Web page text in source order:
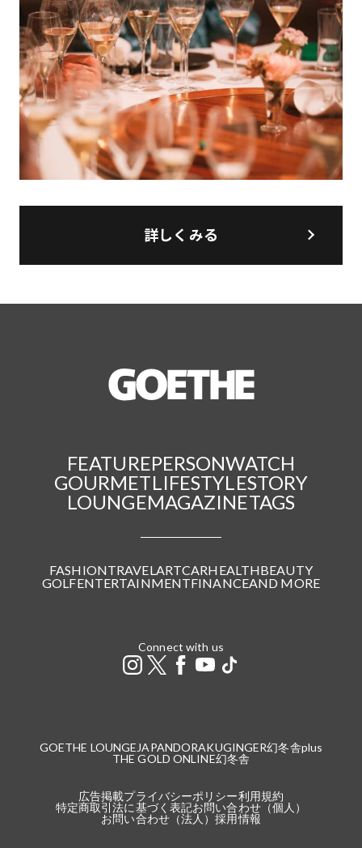
詳しくみる
FEATUREPERSONWATCH
GOURMETLIFESTYLESTORY
LOUNGEMAGAZINETAGS
FASHIONTRAVEL ARTCARHEALTHBEAUTY
GOLFENTERTAINMENTFINANCEAND MORE
Connect with us
GOETHE LOUNGE JAPANDORAKUGINGER幻冬舎plus
THE GOLD ONLINE幻冬舎
広告掲載プライバシーポリシー利用規約
特定商取引法に基づく表記お問い合わせ（個人）
お問い合わせ（法人）採用情報